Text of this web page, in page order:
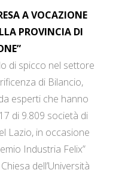
A VOCAZIONE
PROVINCIA DI
di spicco nel settore
di Bilancio,
esperti che hanno
di 9.809 società di
Lazio, in occasione
Industria Felix”
dell’Università